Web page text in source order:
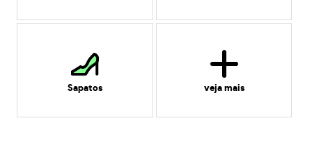
Sapatos veja mais